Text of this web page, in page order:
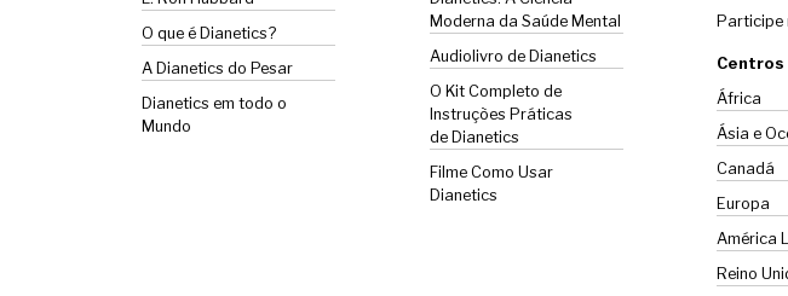
O que é Dianetics?
A Dianetics do Pesar
Dianetics em todo o
Mundo
Moderna da Saúde Mental
Audiolivro de Dianetics
O Kit Completo de
Instruções Práticas
de Dianetics
Filme Como Usar
Dianetics
Participe
Centros
África
Ásia e
Canadá
Europa
América
Reino